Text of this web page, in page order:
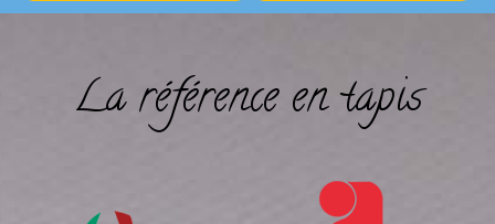
La référence en tapis